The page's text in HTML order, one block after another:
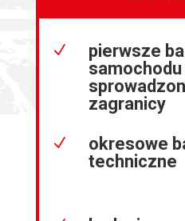
N
pierwsze
samochodu
zagranicy
N
okresowe
techniczne